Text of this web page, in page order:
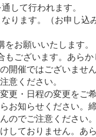
して行われます。
ります。（お申し込
お願いいたします。
ございます。あら
開催ではございませ
意ください。
更・日程の変更をご
お知らせください。
のでご注意ください
しておりません。あ